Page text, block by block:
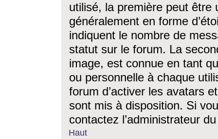
utilisé, la première peut être
généralement en forme
indiquent le nombre de
statut sur le forum. La
image, est connue en tant
ou personnelle à chaque
forum d’activer les avatars
sont mis à disposition. Si
contactez l’administrateur
Haut